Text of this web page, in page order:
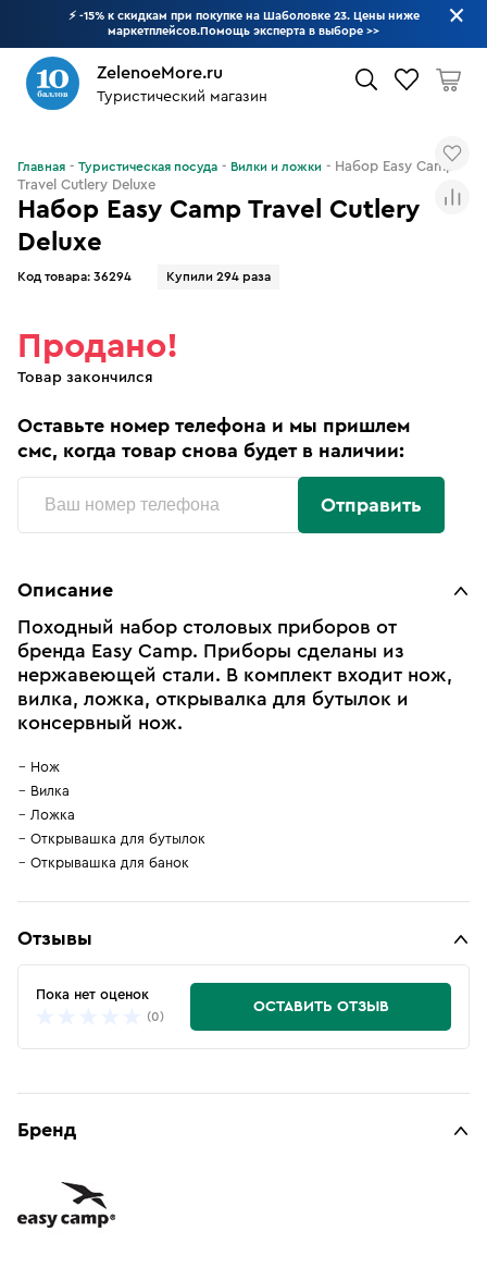
⚡ -15% к скидкам при покупке на Шаболовке 23. Цены ниже
маркетплейсов.Помощь эксперта в выборе >>
ZelenoeMore.ru
Туристический магазин
Набор Easy Camp Travel Cutlery
Deluxe
Код товара: 36294 Купили 294 раза
Главная Туристическая посуда Вилки и ложки
Набор Easy Camp
Travel Cutlery Deluxe
Продано!
Товар закончился
Оставьте номер телефона и мы пришлем
смс, когда товар снова будет в наличии:
Отправить
Описание
Походный набор столовых приборов от
бренда Easy Camp. Приборы сделаны из
нержавеющей стали. В комплект входит нож,
вилка, ложка, открывалка для бутылок и
консервный нож.
Нож
Вилка
Ложка
Открывашка для бутылок
Открывашка для банок
Отзывы
Пока нет оценок
(0)
ОСТАВИТЬ ОТЗЫВ
Бренд